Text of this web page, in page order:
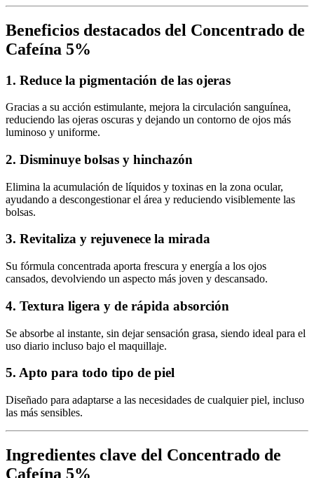
Beneficios destacados del Concentrado de
Cafeína 5%
1. Reduce la pigmentación de las ojeras
Gracias a su acción estimulante, mejora la circulación sanguínea,
reduciendo las ojeras oscuras y dejando un contorno de ojos más
luminoso y uniforme.
2. Disminuye bolsas y hinchazón
Elimina la acumulación de líquidos y toxinas en la zona ocular,
ayudando a descongestionar el área y reduciendo visiblemente las
bolsas.
3. Revitaliza y rejuvenece la mirada
Su fórmula concentrada aporta frescura y energía a los ojos
cansados, devolviendo un aspecto más joven y descansado.
4. Textura ligera y de rápida absorción
Se absorbe al instante, sin dejar sensación grasa, siendo ideal para el
uso diario incluso bajo el maquillaje.
5. Apto para todo tipo de piel
Diseñado para adaptarse a las necesidades de cualquier piel, incluso
las más sensibles.
Ingredientes clave del Concentrado de
Cafeína 5%